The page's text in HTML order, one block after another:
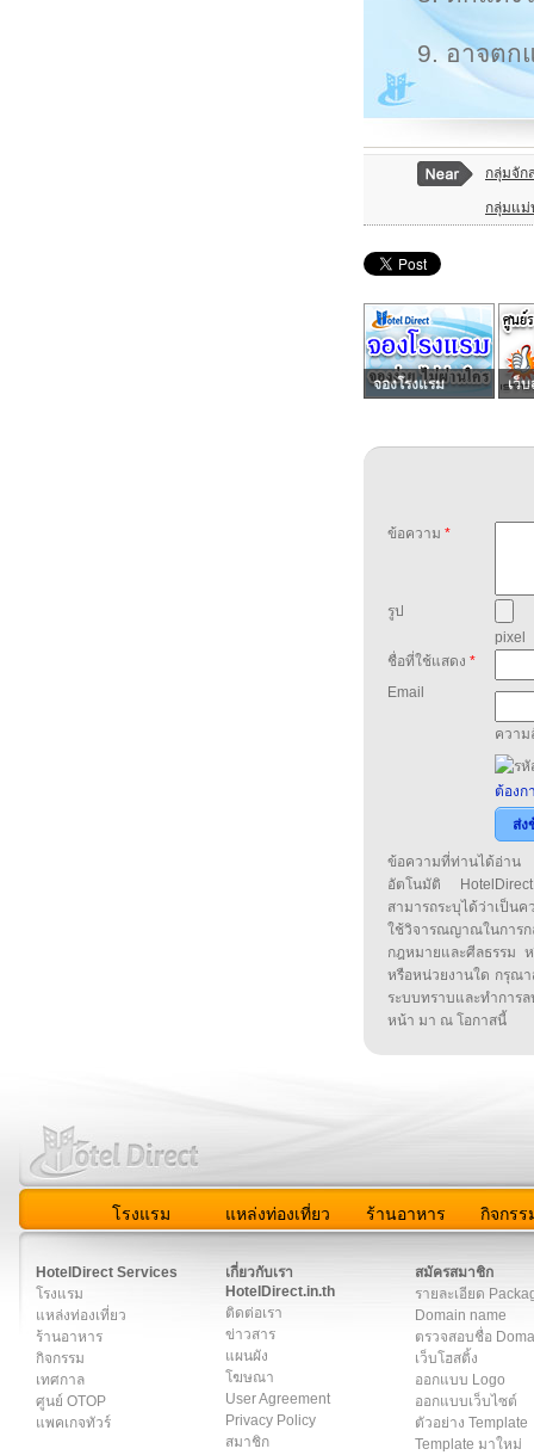
9. อาจตก
กลุ่มจัก
กลุ่มแม่
จองโรงแรม เว็บ
ข้อความ *
รูป
pixel
ชื่อที่ใช้แสดง *
Email
ความ
ต้องก
ส่ง
ข้อความที่ท่านได้อ่าน
อัตโนมัติ
สามารถระบุได้ว่าเป็น
ใช้วิจารณญาณในกา
กฎหมายและศีลธรรม
หรือหน่วยงานใด กรุณา
ระบบทราบและทำกา
หน้า มา ณ โอกาสนี้
โรงแรม แหล่งท่องเที่ยว ร้านอาหาร กิจกรร
HotelDirect Services
โรงแรม
แหล่งท่องเที่ยว
ร้านอาหาร
กิจกรรม
เทศกาล
ศูนย์ OTOP
แพคเกจทัวร์
เกี่ยวกับเรา
HotelDirect.in.th
ติดต่อเรา
ข่าวสาร
แผนผัง
โฆษณา
User Agreement
Privacy Policy
สมาชิก
สมัครสมาชิก
รายละเอียด
Domain name
ตรวจสอบชื่อ
เว็บโฮสติ้ง
ออกแบบ Logo
ออกแบบเว็บไซต์
ตัวอย่าง Template
Template มาใหม่